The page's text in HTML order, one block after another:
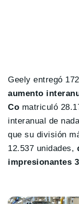
Geely entregó
aumento
Co matriculó
interanual de
que su división
12.537 unidades,
impresionantes